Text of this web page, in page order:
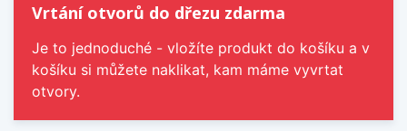
Vrtání otvorů do dřezu zdarma
Je to jednoduché - vložíte produkt do košíku a v
košíku si můžete naklikat, kam máme vyvrtat
otvory.